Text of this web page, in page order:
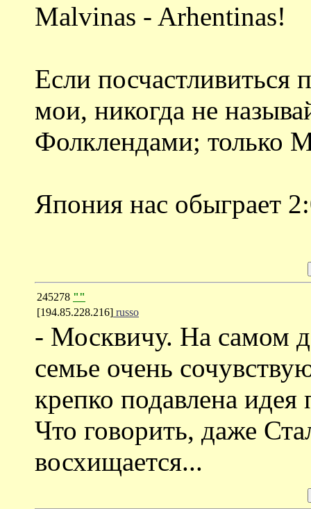
Malvinas - Arhentinas!
Если посчастливиться
мои, никогда не
Фолклендами; только
Япония нас обыграет
245278 ""
[194.85.228.216] russo
- Москвичу. На самом
семье очень
крепко подавлена
Что говорить, даже
восхищается...